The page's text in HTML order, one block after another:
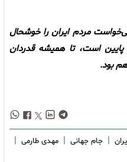
مردم ایران را خوشحال
است، تا همیشه قدردان
بود.
| جام جهانی | مهدی طارمی |